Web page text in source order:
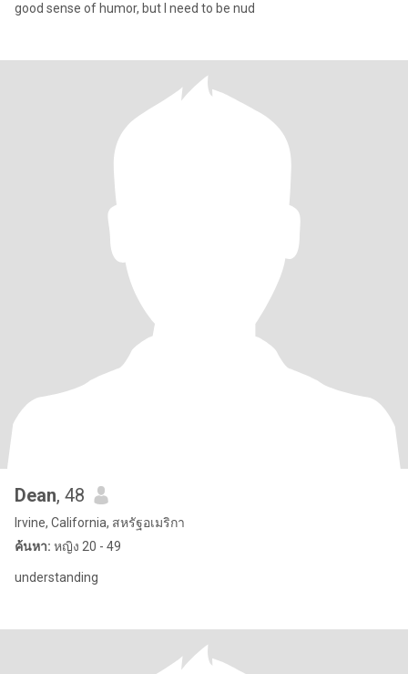
good sense of humor, but I need to be nud
Dean, 48
Irvine, California, สหรัฐอเมริกา
ค้นหา: หญิง 20 - 49
understanding